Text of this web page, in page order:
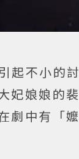
起不小的
妃娘娘的
劇中有「